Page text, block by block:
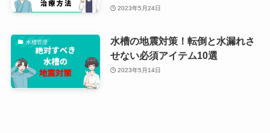
2023年5月24日
水槽管理
水槽の地震対策！転倒と水漏れさ
せない必須アイテム10選
2023年5月14日